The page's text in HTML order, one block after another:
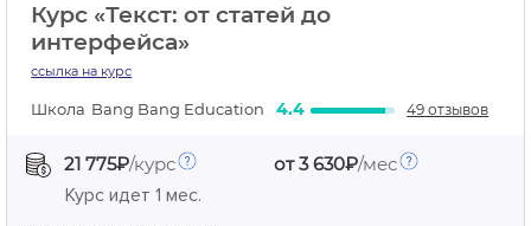
Курс «Текст: от статей до
интерфейса»
ссылка на курс
Школа Bang Bang Education 4.4 49 отзывов
21 775₽/курс от 3 630₽/мес
Курс идет 1 мес.